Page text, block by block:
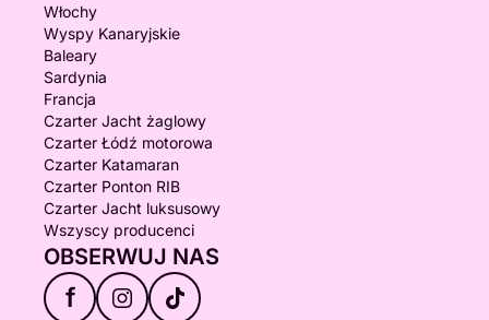
Włochy
Wyspy Kanaryjskie
Baleary
Sardynia
Francja
Czarter Jacht żaglowy
Czarter Łódź motorowa
Czarter Katamaran
Czarter Ponton RIB
Czarter Jacht luksusowy
Wszyscy producenci
OBSERWUJ NAS
f